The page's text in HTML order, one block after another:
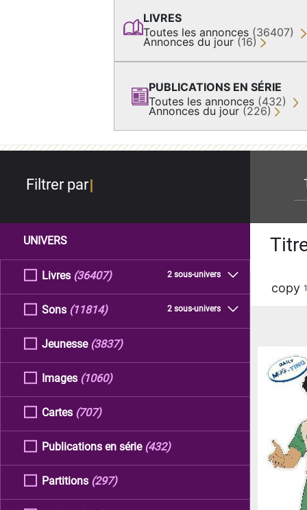
LIVRES
Toutes les annonces (36407)
Annonces du jour (16)
PUBLICATIONS EN SÉRIE
Toutes les annonces (432)
Annonces du jour (226)
Filtrer par
UNIVERS
Livres 2 sous-univers
(36407)
Sons 2 sous-univers
(11814)
Jeunesse (3837)
Images (1060)
Cartes (707)
Publications en série (432)
Partitions (297)
copy